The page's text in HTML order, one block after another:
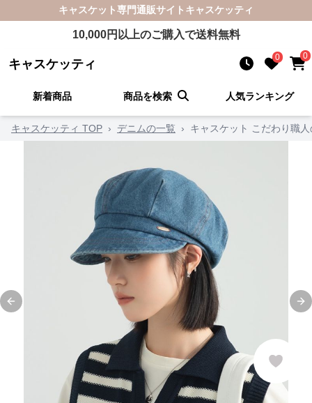
キャスケット専門通販サイト キャスケッティ
10,000円以上のご購入で送料無料
キャスケッティ 0 0
新着商品 商品を検索 人気ランキング
キャスケッティ TOP › デニムの一覧 › キャスケット こだわり職
Previous slide